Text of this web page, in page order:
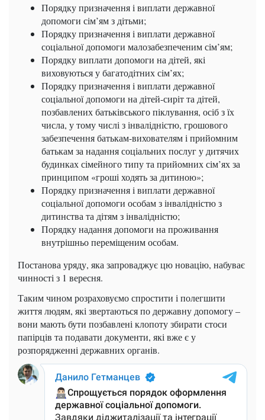
Порядку призначення і виплати державної
допомоги сім’ям з дітьми;
Порядку призначення і виплати державної
соціальної допомоги малозабезпеченим сім’ям;
Порядку виплати допомоги на дітей, які
виховуються у багатодітних сім’ях;
Порядку призначення і виплати державної
соціальної допомоги на дітей-сиріт та дітей,
позбавлених батьківського піклування, осіб з їх
числа, у тому числі з інвалідністю, грошового
забезпечення батькам-вихователям і прийомним
батькам за надання соціальних послуг у дитячих
будинках сімейного типу та прийомних сім’ях за
принципом «гроші ходять за дитиною»;
Порядку призначення і виплати державної
соціальної допомоги особам з інвалідністю з
дитинства та дітям з інвалідністю;
Порядку надання допомоги на проживання
внутрішньо переміщеним особам.
Постанова уряду, яка запроваджує цю новацію, набуває
чинності з 1 вересня.
Таким чином розраховуємо спростити і полегшити
життя людям, які звертаються по державну допомогу –
вони мають бути позбавлені клопоту збирати стоси
папірців та подавати документи, які вже є у
розпорядженні державних органів.